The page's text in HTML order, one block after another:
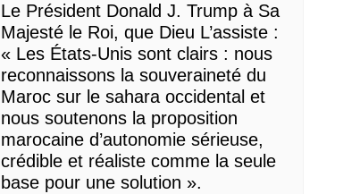
Le Président Donald J. Trump à Sa
Majesté le Roi, que Dieu L’assiste :
« Les États-Unis sont clairs : nous
reconnaissons la souveraineté du
Maroc sur le sahara occidental et
nous soutenons la proposition
marocaine d’autonomie sérieuse,
crédible et réaliste comme la seule
base pour une solution ».